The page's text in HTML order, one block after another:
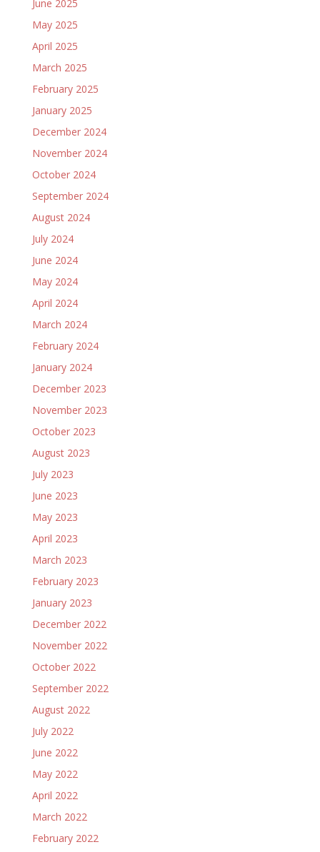
June 2025
May 2025
April 2025
March 2025
February 2025
January 2025
December 2024
November 2024
October 2024
September 2024
August 2024
July 2024
June 2024
May 2024
April 2024
March 2024
February 2024
January 2024
December 2023
November 2023
October 2023
August 2023
July 2023
June 2023
May 2023
April 2023
March 2023
February 2023
January 2023
December 2022
November 2022
October 2022
September 2022
August 2022
July 2022
June 2022
May 2022
April 2022
March 2022
February 2022